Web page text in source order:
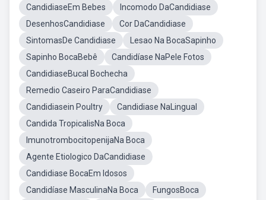
CandidiaseEm Bebes
Incomodo DaCandidiase
DesenhosCandidiase
Cor DaCandidiase
SintomasDe Candidiase
Lesao Na BocaSapinho
Sapinho BocaBebê
Candidíase NaPele Fotos
CandidiaseBucal Bochecha
Remedio Caseiro ParaCandidiase
Candidiasein Poultry
Candidiase NaLingual
Candida TropicalisNa Boca
ImunotrombocitopenijaNa Boca
Agente Etiologico DaCandidiase
Candidiase BocaEm Idosos
Candidíase MasculinaNa Boca
FungosBoca